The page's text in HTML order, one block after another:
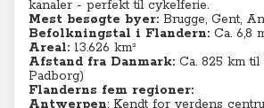
kanaler - perfekt til cykelferie.
Mest besøgte byer: Brugge, Gent,
Befolkningstal i Flandern: Ca. 6,8
Areal: 13.626 km²
Afstand fra Danmark: Ca. 825 km
Padborg)
Flanderns fem regioner:
Antwerpen: Kendt for verdens